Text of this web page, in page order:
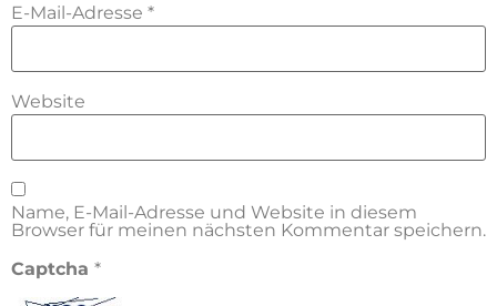
E-Mail-Adresse *
Website
Name, E-Mail-Adresse und Website in diesem
Browser für meinen nächsten Kommentar speichern.
Captcha *